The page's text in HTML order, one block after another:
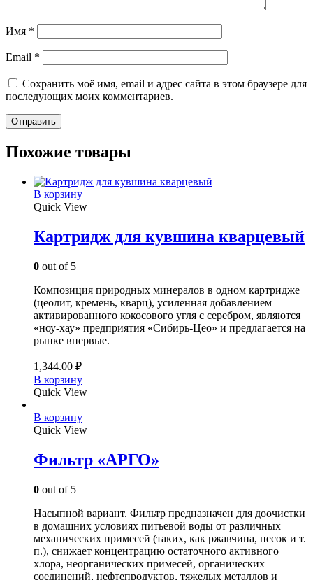
Имя *
Email *
Сохранить моё имя, email и адрес сайта в этом браузере для
последующих моих комментариев.
Похожие товары
В корзину
Quick View
Картридж для кувшина кварцевый
0 out of 5
Композиция природных минералов в одном картридже
(цеолит, кремень, кварц), усиленная добавлением
активированного кокосового угля с серебром, являются
«ноу-хау» предприятия «Сибирь-Цео» и предлагается на
рынке впервые.
1,344.00 ₽
В корзину
Quick View
В корзину
Quick View
Фильтр «АРГО»
0 out of 5
Насыпной вариант. Фильтр предназначен для доочистки
в домашних условиях питьевой воды от различных
механических примесей (таких, как ржавчина, песок и т.
п.), снижает концентрацию остаточного активного
хлора, неорганических примесей, органических
соединений, нефтепродуктов, тяжелых металлов и